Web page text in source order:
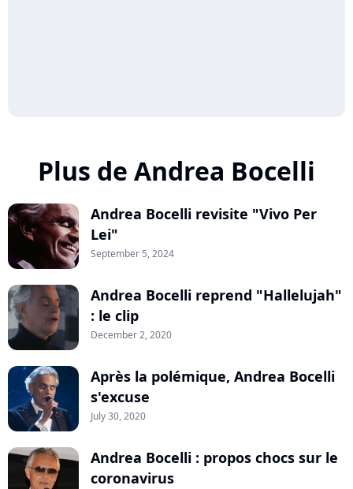
Plus de Andrea Bocelli
Andrea Bocelli revisite "Vivo Per
Lei"
September 5, 2024
Andrea Bocelli reprend "Hallelujah"
: le clip
December 2, 2020
Après la polémique, Andrea Bocelli
s'excuse
July 30, 2020
Andrea Bocelli : propos chocs sur le
coronavirus